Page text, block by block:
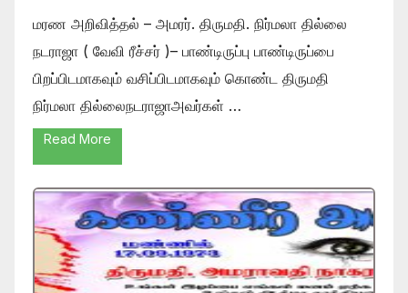
மரண அறிவித்தல் – அமரர். திருமதி. நிர்மலா தில்லை
நடராஜா ( வேவி ரீச்சர் )– பாண்டிருப்பு பாண்டிருப்பை
பிறப்பிடமாகவும் வசிப்பிடமாகவும் கொண்ட திருமதி
நிர்மலா தில்லைநடராஜாஅவர்கள் …
Read More